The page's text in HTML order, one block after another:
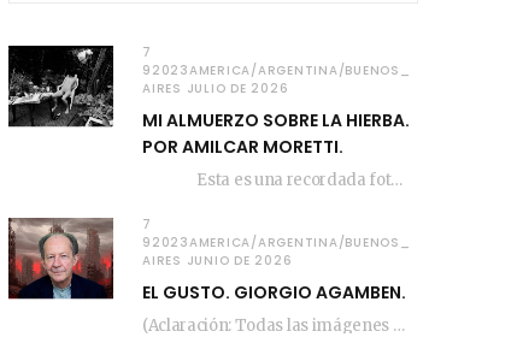
7
92023AMERICA/ARGENTINA/BUENOS_
AIRES JULIO DE 2026
MI ALMUERZO SOBRE LA HIERBA.
POR AMILCAR MORETTI.
Esta es una recordada fotografía que registré…
7
92023AMERICA/ARGENTINA/BUENOS_
AIRES JUNIO DE 2026
EL GUSTO. GIORGIO AGAMBEN.
(Aclaración: Todas las imágenes de este posteo fueron tomadas de Bloghemia.com, y todos los…